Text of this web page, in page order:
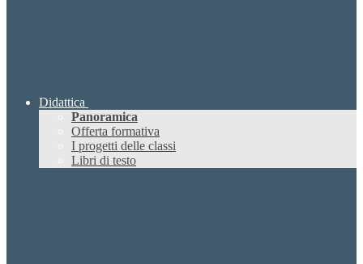
Didattica
Panoramica
Offerta formativa
I progetti delle classi
Libri di testo